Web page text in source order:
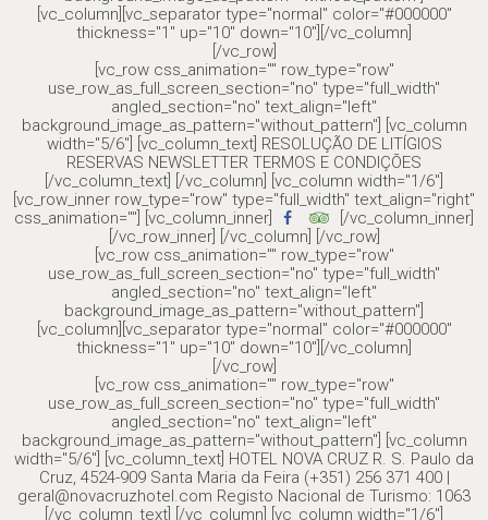
[vc_column][vc_separator type="normal" color="#000000"
thickness="1" up="10" down="10"][/vc_column]
[/vc_row]
[vc_row css_animation="" row_type="row"
use_row_as_full_screen_section="no" type="full_width"
angled_section="no" text_align="left"
background_image_as_pattern="without_pattern"] [vc_column
width="5/6"] [vc_column_text] RESOLUÇÃO DE LITÍGIOS
RESERVAS NEWSLETTER TERMOS E CONDIÇÕES
[/vc_column_text] [/vc_column] [vc_column width="1/6"]
[vc_row_inner row_type="row" type="full_width" text_align="right"
css_animation=""] [vc_column_inner]
[/vc_column_inner]
[/vc_row_inner] [/vc_column] [/vc_row]
[vc_row css_animation="" row_type="row"
use_row_as_full_screen_section="no" type="full_width"
angled_section="no" text_align="left"
background_image_as_pattern="without_pattern"]
[vc_column][vc_separator type="normal" color="#000000"
thickness="1" up="10" down="10"][/vc_column]
[/vc_row]
[vc_row css_animation="" row_type="row"
use_row_as_full_screen_section="no" type="full_width"
angled_section="no" text_align="left"
background_image_as_pattern="without_pattern"] [vc_column
width="5/6"] [vc_column_text] HOTEL NOVA CRUZ R. S. Paulo da
Cruz, 4524-909 Santa Maria da Feira (+351) 256 371 400 |
geral@novacruzhotel.com Registo Nacional de Turismo: 1063
[/vc_column_text] [/vc_column] [vc_column width="1/6"]